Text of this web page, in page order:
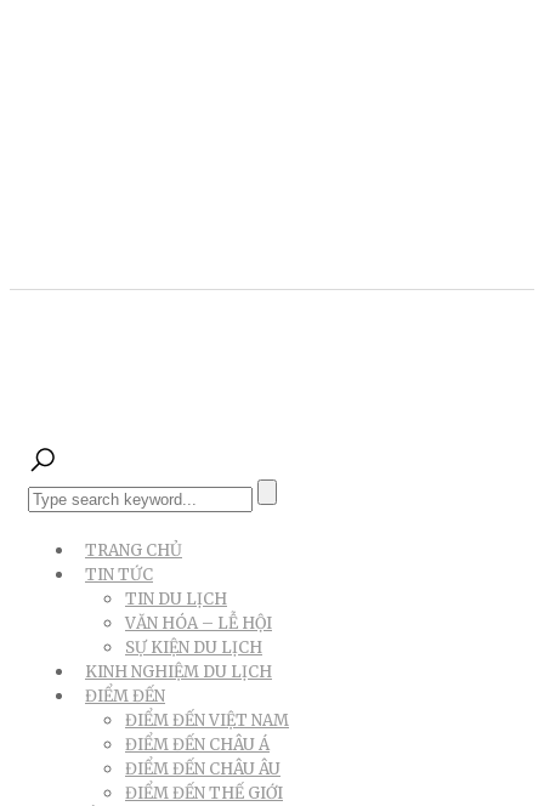
TRANG CHỦ
TIN TỨC
TIN DU LỊCH
VĂN HÓA – LỄ HỘI
SỰ KIỆN DU LỊCH
KINH NGHIỆM DU LỊCH
ĐIỂM ĐẾN
ĐIỂM ĐẾN VIỆT NAM
ĐIỂM ĐẾN CHÂU Á
ĐIỂM ĐẾN CHÂU ÂU
ĐIỂM ĐẾN THẾ GIỚI